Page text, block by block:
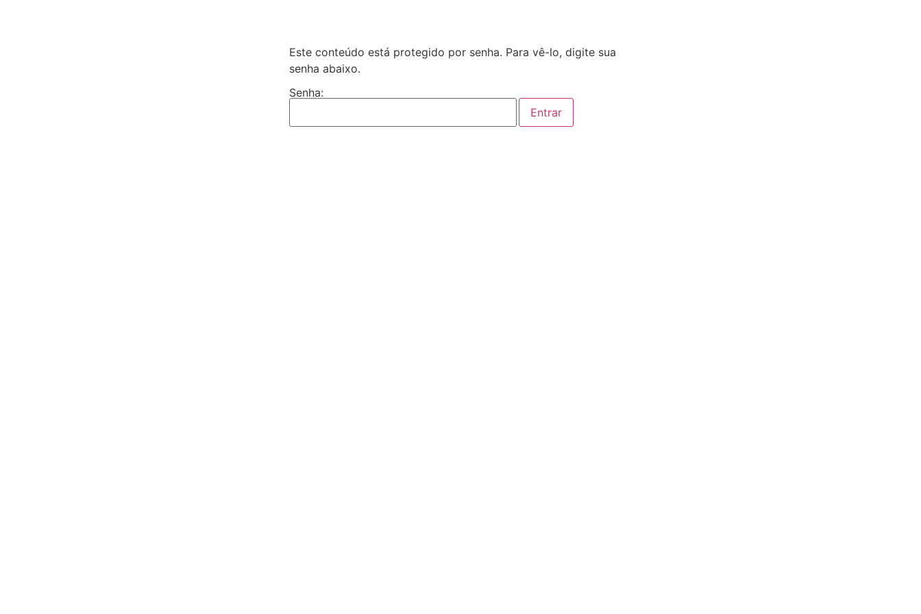
Este conteúdo está protegido por senha. Para vê-lo, digite sua
senha abaixo.
Senha: